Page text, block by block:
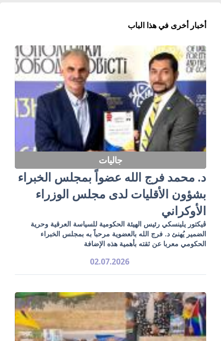
أخبار أخرى في هذا الباب
جاليات
د. محمد فرج الله عضواً بمجلس الخبراء
بشؤون الأقليات لدى مجلس الوزراء
الأوكراني
ڤيكتور يلينسكي رئيس الهيئة الحكومية للسياسة العرقية وحرية
الضمير يُهنئ د. فرج الله بالعضوية مرحباً به بمجلس الخبراء
الحكومي معربا عن ثقته بأهمية هذه الإضافة
02.07.2026